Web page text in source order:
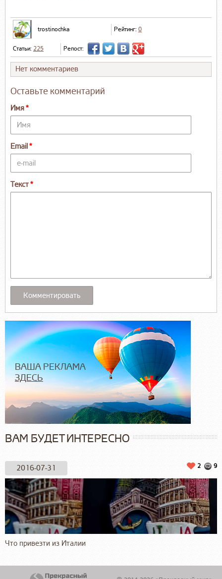
trostinochka Рейтинг: 0
Статьи: 225 Репост:
Нет комментариев
Оставьте комментарий
Имя
Email
Текст
ВАША РЕКЛАМА
ЗДЕСЬ
ВАМ БУДЕТ ИНТЕРЕСНО
2016-07-31 9
2
Что привезти из Италии